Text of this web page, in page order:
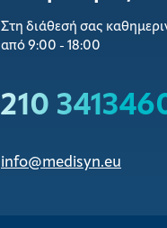
Στη διάθεσή σας
από 9:00 - 18:00
210
info@medisyn.eu